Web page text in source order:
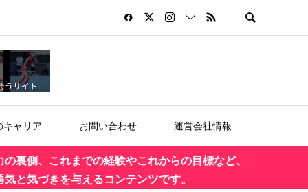
キャリア お問い合わせ 運営会社情報
裏側、これまでの経験やこれからの目標など、
と気づきを与えるコンテンツです。